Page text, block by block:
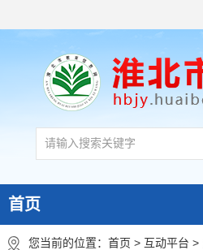
首页
您当前的位置： 首页 > 互动平台 >